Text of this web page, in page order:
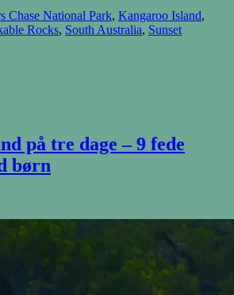
Chase National Park, Kangaroo Island,
Rocks, South Australia, Sunset
på tre dage – 9 fede
børn